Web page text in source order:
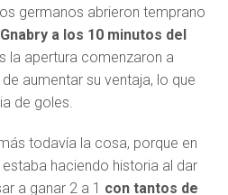
germanos abrieron temprano
a los 10 minutos del
la apertura comenzaron a
aumentar su ventaja, lo que
de goles.
todavía la cosa, porque en
haciendo historia al dar
a ganar 2 a 1 con tantos de